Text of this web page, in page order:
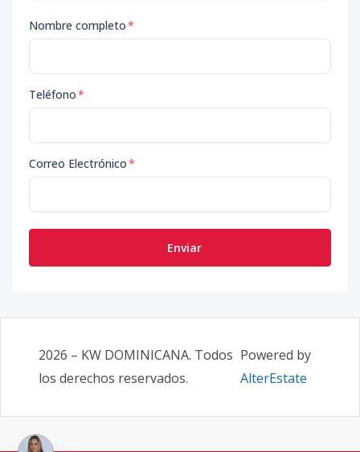
Nombre completo*
Teléfono*
Correo Electrónico*
Enviar
2026 – KW DOMINICANA. Todos
los derechos reservados.
Powered by
AlterEstate